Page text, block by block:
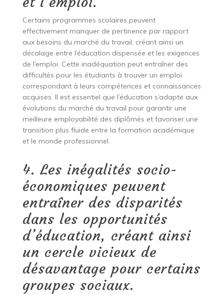
Certains programmes scolaires peuvent
effectivement manquer de pertinence par rapport
aux besoins du marché du travail, créant ainsi un
décalage entre l’éducation dispensée et les exigences
de l’emploi. Cette inadéquation peut entraîner des
difficultés pour les étudiants à trouver un emploi
correspondant à leurs compétences et connaissances
acquises. Il est essentiel que l’éducation s’adapte aux
évolutions du marché du travail pour garantir une
meilleure employabilité des diplômés et favoriser une
transition plus fluide entre la formation académique
et le monde professionnel.
4. Les inégalités socio-
économiques peuvent
entraîner des disparités
dans les opportunités
d’éducation, créant ainsi
un cercle vicieux de
désavantage pour certains
groupes sociaux.